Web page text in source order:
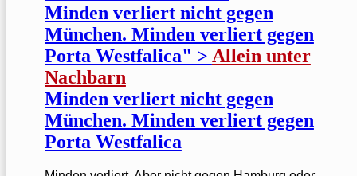
Minden verliert nicht gegen
München. Minden verliert gegen
Porta Westfalica" > Allein unter
Nachbarn
Minden verliert nicht gegen
München. Minden verliert gegen
Porta Westfalica